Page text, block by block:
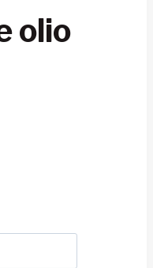
olio